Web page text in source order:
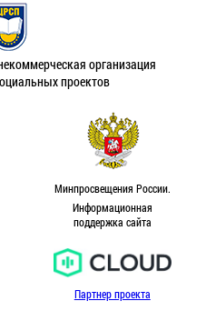
организация
проектов
Минпросвещения России.
Информационная
поддержка сайта
Партнер проекта